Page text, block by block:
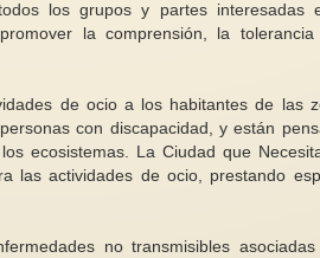
los grupos y partes interesadas
la comprensión, la
de ocio a los habitantes de las
con discapacidad, y están
ecosistemas. La Ciudad que
las actividades de ocio, prestando
no transmisibles
violeta (2)
hechos…no
La Unión Social y
Mujeres fundada y
Emmeline